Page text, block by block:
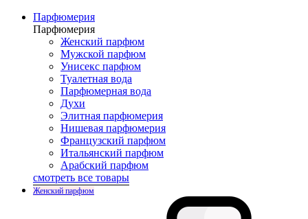
Парфюмерия
Парфюмерия
Женский парфюм
Мужской парфюм
Унисекс парфюм
Туалетная вода
Парфюмерная вода
Духи
Элитная парфюмерия
Нишевая парфюмерия
Французский парфюм
Итальянский парфюм
Арабский парфюм
смотреть все товары
Женский парфюм